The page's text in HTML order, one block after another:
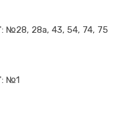
№28, 28а, 43, 54, 74, 75
№1